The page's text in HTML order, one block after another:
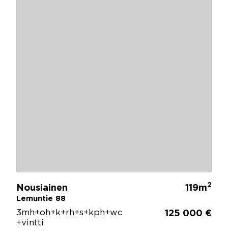
Nousiainen
Lemuntie 88
119m2
3mh+oh+k+rh+s+kph+wc
+vintti
125 000 €